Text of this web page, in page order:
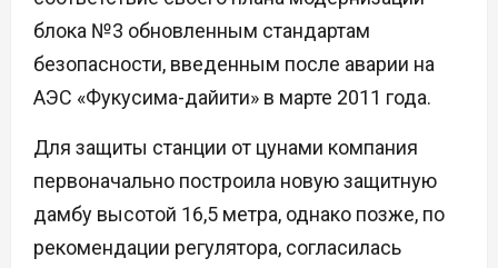
блока №3 обновленным стандартам
безопасности, введенным после аварии на
АЭС «Фукусима-дайити» в марте 2011 года.
Для защиты станции от цунами компания
первоначально построила новую защитную
дамбу высотой 16,5 метра, однако позже, по
рекомендации регулятора, согласилась